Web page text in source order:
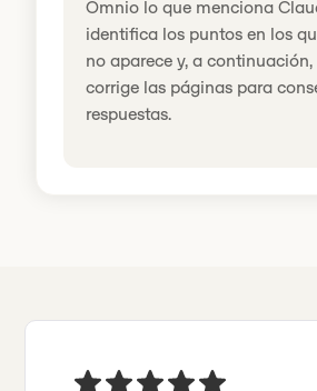
Omnio lo que menciona
identifica los puntos en los
no aparece y, a
corrige las páginas para
respuestas.